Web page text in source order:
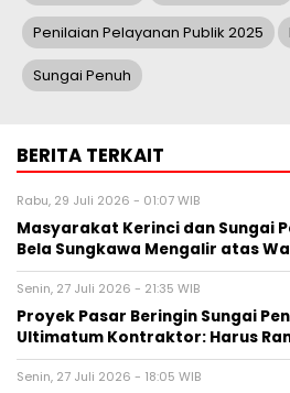
Penilaian Pelayanan Publik 2025
Sungai Penuh
BERITA TERKAIT
Rabu, 29 Juli 2026 - 01:07 WIB
Masyarakat Kerinci dan Sungai
Bela Sungkawa Mengalir atas
Senin, 27 Juli 2026 - 21:35 WIB
Proyek Pasar Beringin Sungai
Ultimatum Kontraktor: Harus
Senin, 27 Juli 2026 - 18:05 WIB